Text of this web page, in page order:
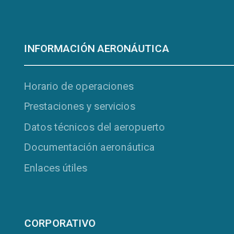
INFORMACIÓN AERONÁUTICA
Horario de operaciones
Prestaciones y servicios
Datos técnicos del aeropuerto
Documentación aeronáutica
Enlaces útiles
CORPORATIVO